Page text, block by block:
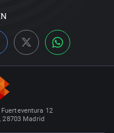
12
28703 Madrid